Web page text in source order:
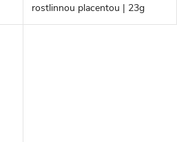
rostlinnou placentou | 23g